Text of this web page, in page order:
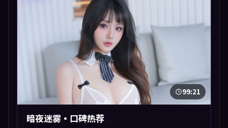
99:21
暗夜迷雾·口碑热荐